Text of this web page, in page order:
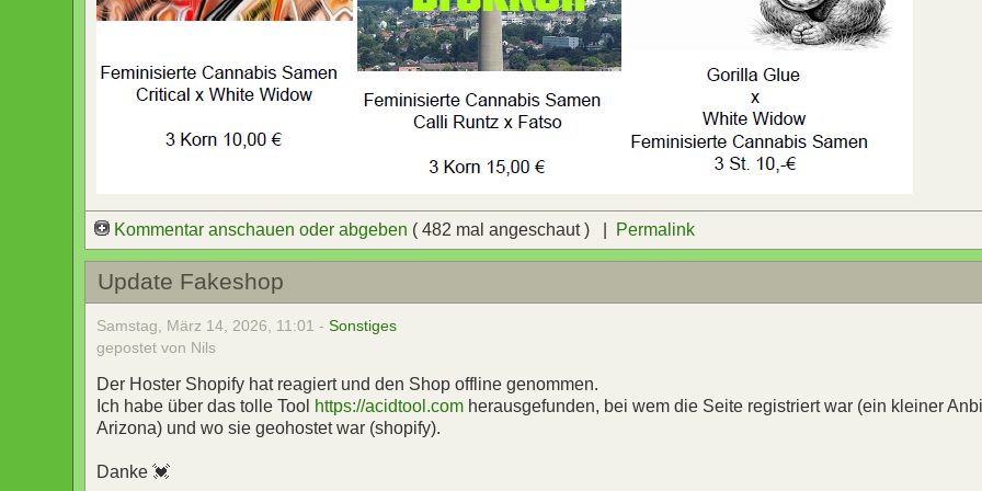
Kommentar anschauen oder abgeben ( 482 mal angeschaut ) | Permalink
Update Fakeshop
Samstag, März 14, 2026, 11:01 -Sonstiges
gepostet von Nils
Der Hoster Shopify hat reagiert und den Shop offline genommen.
Ich habe über das tolle Tool https://acidtool.com herausgefunden, bei wem die Seite registriert war (ein kleiner
Arizona) und wo sie geohostet war (shopify).
Danke 💓